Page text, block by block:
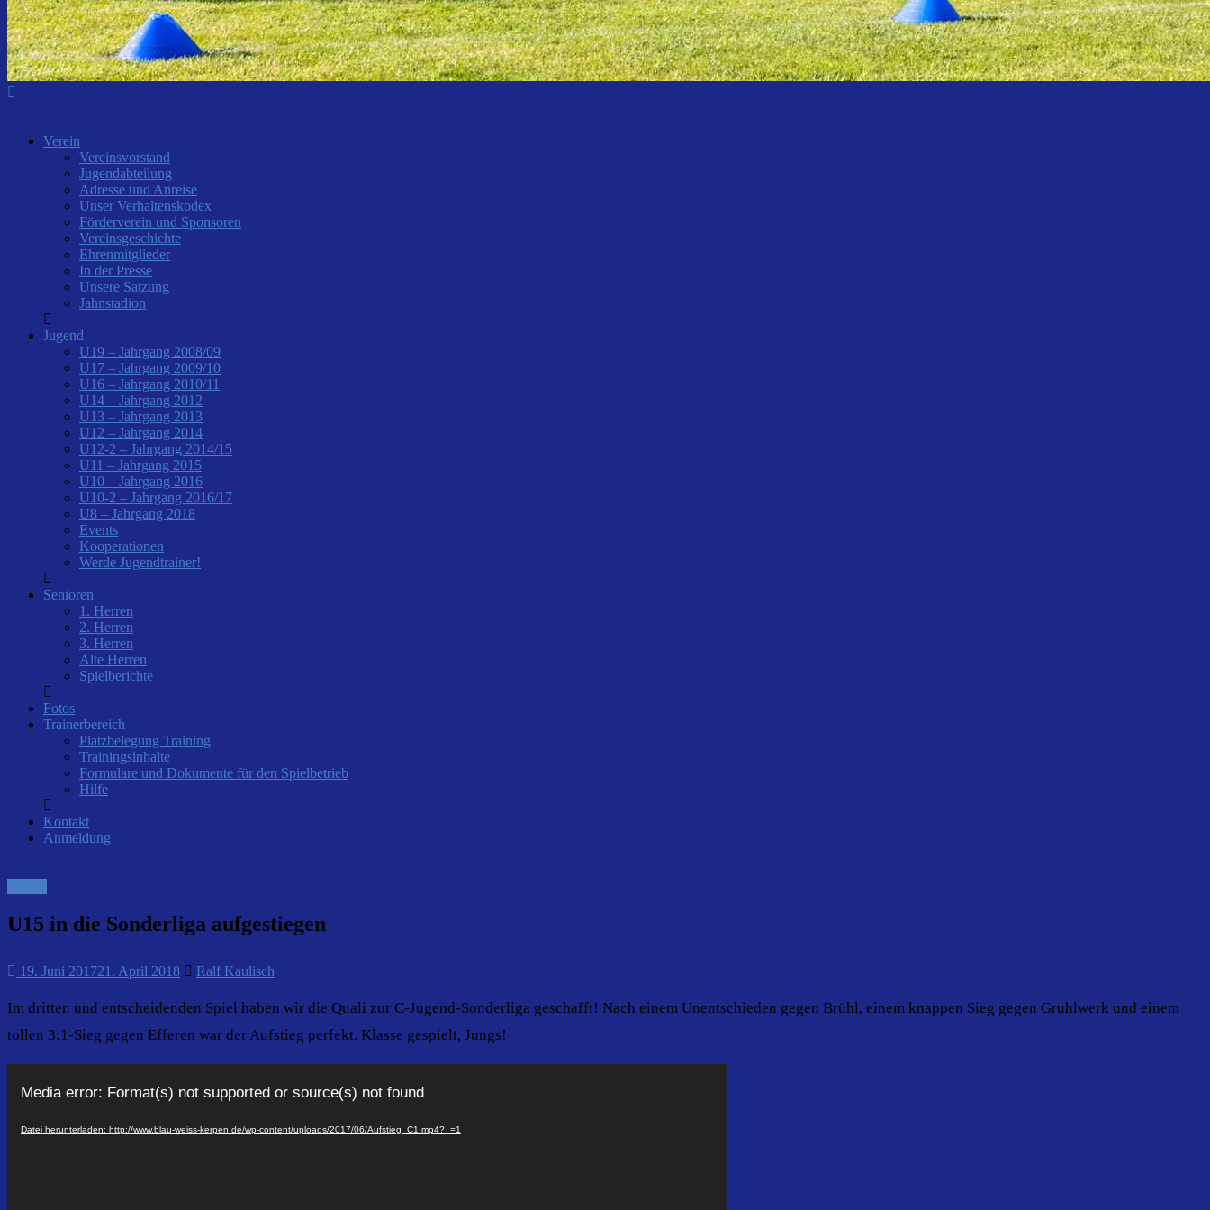
Verein
Vereinsvorstand
Jugendabteilung
Adresse und Anreise
Unser Verhaltenskodex
Förderverein und Sponsoren
Vereinsgeschichte
Ehrenmitglieder
In der Presse
Unsere Satzung
Jahnstadion
Jugend
U19 – Jahrgang 2008/09
U17 – Jahrgang 2009/10
U16 – Jahrgang 2010/11
U14 – Jahrgang 2012
U13 – Jahrgang 2013
U12 – Jahrgang 2014
U12-2 – Jahrgang 2014/15
U11 – Jahrgang 2015
U10 – Jahrgang 2016
U10-2 – Jahrgang 2016/17
U8 – Jahrgang 2018
Events
Kooperationen
Werde Jugendtrainer!
Senioren
1. Herren
2. Herren
3. Herren
Alte Herren
Spielberichte
Fotos
Trainerbereich
Platzbelegung Training
Trainingsinhalte
Formulare und Dokumente für den Spielbetrieb
Hilfe
Kontakt
Anmeldung
U15 in die Sonderliga aufgestiegen
19. Juni 201721. April 2018 Ralf Kaulisch
Im dritten und entscheidenden Spiel haben wir die Quali zur C-Jugend-Sonderliga geschafft! Nach einem Unentschieden gegen Brühl, einem knappen Sieg gegen Gruhlwerk und einem
tollen 3:1-Sieg gegen Efferen war der Aufstieg perfekt. Klasse gespielt, Jungs!
Player
Media error: Format(s) not supported or source(s) not found
Datei herunterladen: http://www.blau-weiss-kerpen.de/wp-content/uploads/2017/06/Aufstieg_C1.mp4?_=1